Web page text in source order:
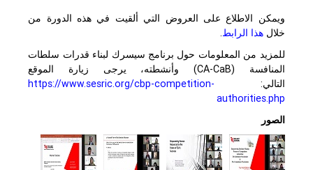
ويمكن الاطلاع على العروض التي ألقيت في هذه الدورة من
خلالهذا الرابط.
للمزيد من المعلومات حول برنامج سيسرك لبناء قدرات سلطات
المنافسة (
CA-CaB) وأنشطته، يرجى زيارة الموقع
التالي:
https://www.sesric.org/cbp-competition-
authorities.php
الصور